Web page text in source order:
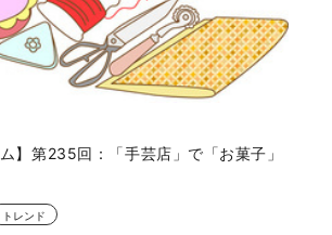
】第235回：「手芸店」で「お菓子」
トレンド